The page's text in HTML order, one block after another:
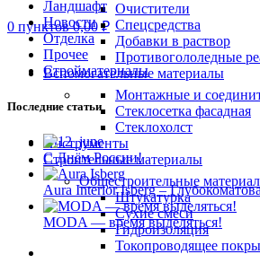
0 пунктов 0,00₽
Очистители
Спецсредства
Добавки в раствор
Противогололедные
Вспомогательные материалы
Монтажные и
Стеклосетка фасадная
Стеклохолст
Инструменты
Строительные материалы
Общестроительные
Штукатурка
Сухие смеси
Гидроизоляция
Токопроводящее
Ландшафт
Новости
Отделка
Прочее
Стройматериалы
Последние статьи
С Днём России!
Aura Interior Isberg –
MODA — время выделяться!